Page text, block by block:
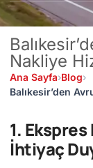
Nakliye
Ana Sayfa›Blog›
Balıkesir’den
1.
İhtiyaç